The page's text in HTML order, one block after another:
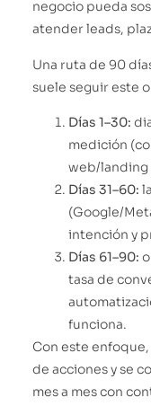
negocio pueda
atender leads,
Una ruta de 90
suele seguir este
Días 1–30:
medición
web/landing
Días 31–60:
(Google/
intención y
Días 61–90:
tasa de
funciona.
Con este
de acciones y se
mes a mes con